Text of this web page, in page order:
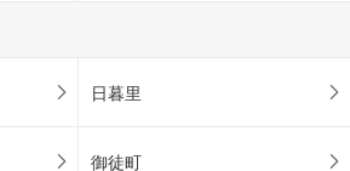
日暮里
御徒町